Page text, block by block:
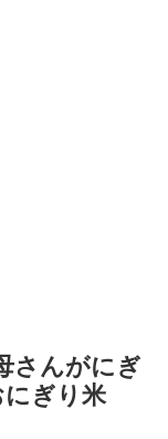
さんがにぎ
ぎり米